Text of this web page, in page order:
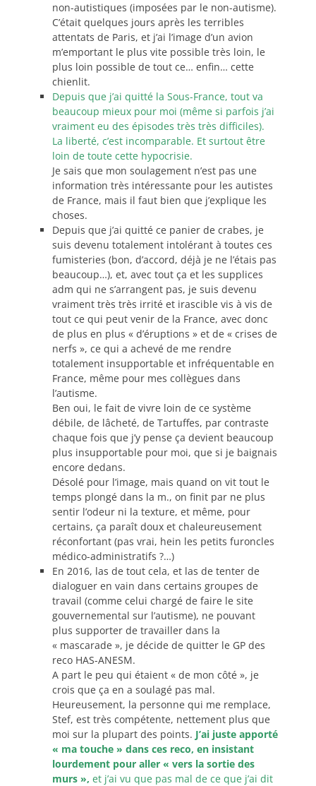
non-autistiques (imposées par le non-autisme).
C’était quelques jours après les terribles
attentats de Paris, et j’ai l’image d’un avion
m’emportant le plus vite possible très loin, le
plus loin possible de tout ce… enfin… cette
chienlit.
Depuis que j’ai quitté la Sous-France, tout va
beaucoup mieux pour moi (même si parfois j’ai
vraiment eu des épisodes très très difficiles).
La liberté, c’est incomparable. Et surtout être
loin de toute cette hypocrisie.
Je sais que mon soulagement n’est pas une
information très intéressante pour les autistes
de France, mais il faut bien que j’explique les
choses.
Depuis que j’ai quitté ce panier de crabes, je
suis devenu totalement intolérant à toutes ces
fumisteries (bon, d’accord, déjà je ne l’étais pas
beaucoup…), et, avec tout ça et les supplices
adm qui ne s’arrangent pas, je suis devenu
vraiment très très irrité et irascible vis à vis de
tout ce qui peut venir de la France, avec donc
de plus en plus « d’éruptions » et de « crises de
nerfs », ce qui a achevé de me rendre
totalement insupportable et infréquentable en
France, même pour mes collègues dans
l’autisme.
Ben oui, le fait de vivre loin de ce système
débile, de lâcheté, de Tartuffes, par contraste
chaque fois que j’y pense ça devient beaucoup
plus insupportable pour moi, que si je baignais
encore dedans.
Désolé pour l’image, mais quand on vit tout le
temps plongé dans la m., on finit par ne plus
sentir l’odeur ni la texture, et même, pour
certains, ça paraît doux et chaleureusement
réconfortant (pas vrai, hein les petits furoncles
médico-administratifs ?…)
En 2016, las de tout cela, et las de tenter de
dialoguer en vain dans certains groupes de
travail (comme celui chargé de faire le site
gouvernemental sur l’autisme), ne pouvant
plus supporter de travailler dans la
« mascarade », je décide de quitter le GP des
reco HAS-ANESM.
A part le peu qui étaient « de mon côté », je
crois que ça en a soulagé pas mal.
Heureusement, la personne qui me remplace,
Stef, est très compétente, nettement plus que
moi sur la plupart des points. J’ai juste apporté
« ma touche » dans ces reco, en insistant
lourdement pour aller « vers la sortie des
murs », et j’ai vu que pas mal de ce que j’ai dit